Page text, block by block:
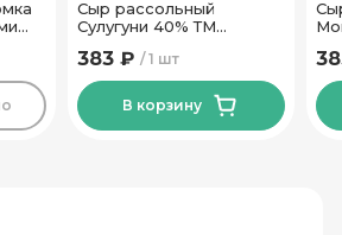
Сыр рассольный
Сулугуни 40% ТМ
гр
1 шт
383 ₽
В корзину
гр